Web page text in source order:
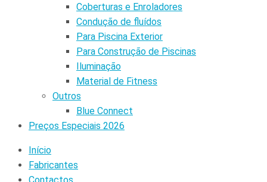
Coberturas e Enroladores
Condução de fluídos
Para Piscina Exterior
Para Construção de Piscinas
Iluminação
Material de Fitness
Outros
Blue Connect
Preços Especiais 2026
Início
Fabricantes